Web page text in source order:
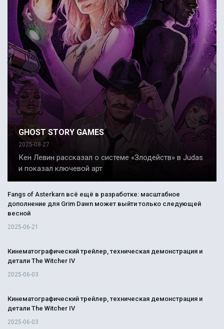
GHOST STORY GAMES
2025-08-27
Кен Левин рассказал о системе «Злодейств» в Judas
и показал ключевой арт
Fangs of Asterkarn всё ещё в разработке: масштабное
дополнение для Grim Dawn может выйти только следующей
весной
2025-06-21
Кинематографический трейлер, техническая демонстрация и
детали The Witcher IV
2025-06-03
Кинематографический трейлер, техническая демонстрация и
детали The Witcher IV
2025-06-03